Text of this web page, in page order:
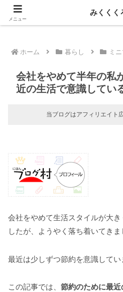
新しい記事はnoteに投
ホーム 暮らし ミ
会社をやめて半年の私
近の生活で意識してい
当ブログはアフィリエイト
会社をやめて生活スタイルが大
したが、ようやく落ち着いてきま
最近は少しずつ節約を意識してい
この記事では、 節約のために最
メニュー
みくくく